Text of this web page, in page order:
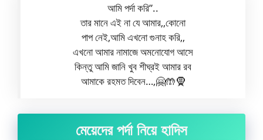
আমি পর্দা করি”..
তার মানে এই না যে আমার,,কোনো
পাপ নেই,আমি এখনো গুনাহ করি,,
এখনো আমার নামাজে অমনোযোগ আসে
কিন্তু আমি জানি খুব শীঘ্রই আমার রব
আমাকে রহমত দিবেন…,🤗🤲🧕
মেয়েদের পর্দা নিয়ে হাদিস